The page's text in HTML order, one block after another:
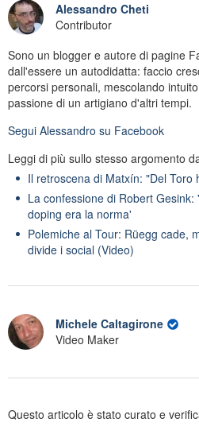
Alessandro Cheti
Contributor
Sono un blogger e autore di pagine
dall'essere un autodidatta: faccio
percorsi personali, mescolando
passione di un artigiano d'altri tempi.
Segui Alessandro su Facebook
Leggi di più sullo stesso argomento
Il retroscena di Matxín: "Del Toro
La confessione di Robert
doping era la norma'
Polemiche al Tour: Rüegg cade,
divide i social (Video)
Michele Caltagirone
Video Maker
Questo articolo è stato curato e